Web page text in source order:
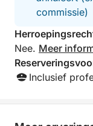
commissie)
Nee. Meer
Inclusief